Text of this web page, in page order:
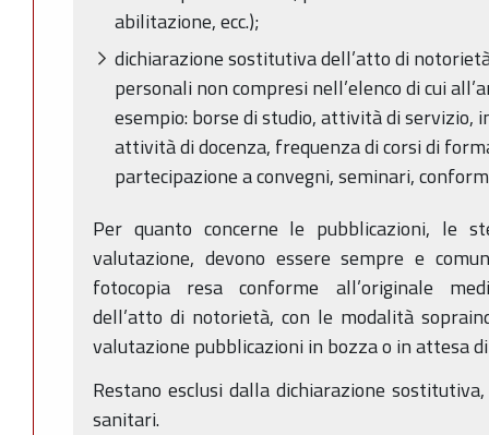
abilitazione, ecc.);
dichiarazione sostitutiva dell’atto di
personali non compresi nell’elenco di cui
esempio: borse di studio, attività di servizio,
attività di docenza, frequenza di corsi di
partecipazione a convegni, seminari,
Per quanto concerne le pubblicazioni, le
valutazione, devono essere sempre e
fotocopia resa conforme all’originale
dell’atto di notorietà, con le modalità
valutazione pubblicazioni in bozza o in attesa
Restano esclusi dalla dichiarazione
sanitari.